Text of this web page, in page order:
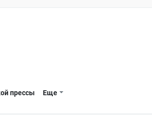
прессы Еще